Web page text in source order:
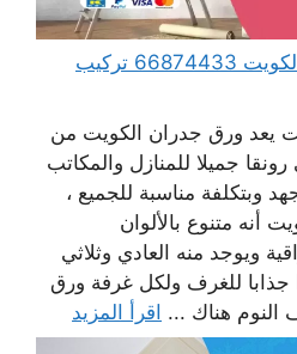
فني تركيب ورق جدران الكويت 66874433 تركيب
يعد ورق جدران الكويت من
جميلا للمنازل والمكاتب
وبتكلفة مناسبة للجميع ،
أنه متنوع بالألوان
ويوجد منه العادي وثلاثي
جذابا للغرف ولكل غرفة ورق
النوم هناك ... اقرأ المزيد